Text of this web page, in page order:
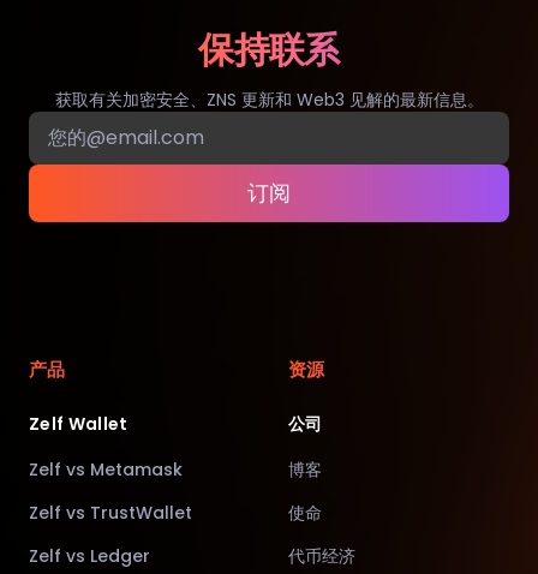
保持联系
获取有关加密安全、ZNS 更新和 Web3 见解的最新信息。
订阅
产品
Zelf Wallet
Zelf vs Metamask
Zelf vs TrustWallet
Zelf vs Ledger
资源
公司
博客
使命
代币经济